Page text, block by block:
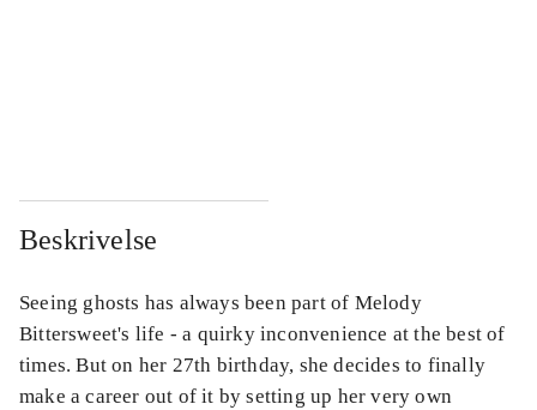
Beskrivelse
Seeing ghosts has always been part of Melody
Bittersweet's life - a quirky inconvenience at the best of
times. But on her 27th birthday, she decides to finally
make a career out of it by setting up her very own